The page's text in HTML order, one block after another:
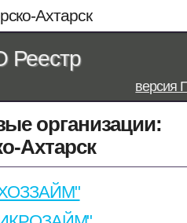
Ахтарск
версия
организации:
Ахтарск